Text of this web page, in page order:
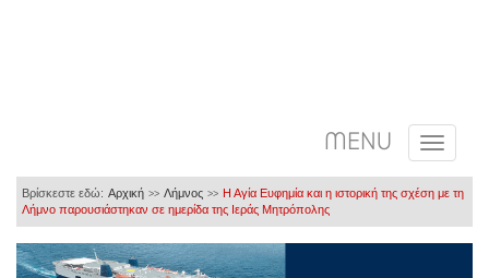
MENU
Βρίσκεστε εδώ: Αρχική >> Λήμνος >> Η Αγία Ευφημία και η ιστορική της σχέση με τη
Λήμνο παρουσιάστηκαν σε ημερίδα της Ιεράς Μητρόπολης